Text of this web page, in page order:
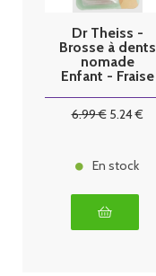
Dr Theiss -
Brosse à dents
nomade
Enfant - Fraise
6.99€ 5.24€
En stock